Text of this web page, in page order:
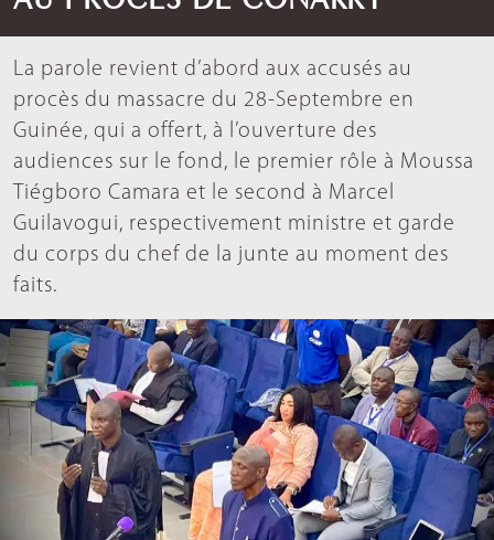
La parole revient d’abord aux accusés au
procès du massacre du 28-Septembre en
Guinée, qui a offert, à l’ouverture des
audiences sur le fond, le premier rôle à Moussa
Tiégboro Camara et le second à Marcel
Guilavogui, respectivement ministre et garde
du corps du chef de la junte au moment des
faits.